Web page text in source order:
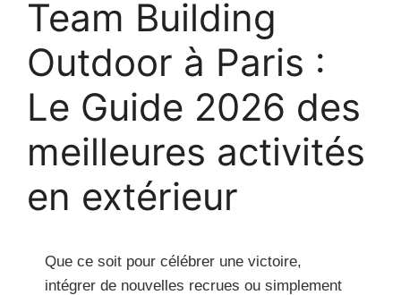
Team Building
Outdoor à Paris :
Le Guide 2026 des
meilleures activités
en extérieur
Que ce soit pour célébrer une victoire,
intégrer de nouvelles recrues ou simplement